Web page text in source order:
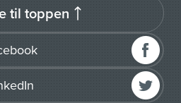
til toppen